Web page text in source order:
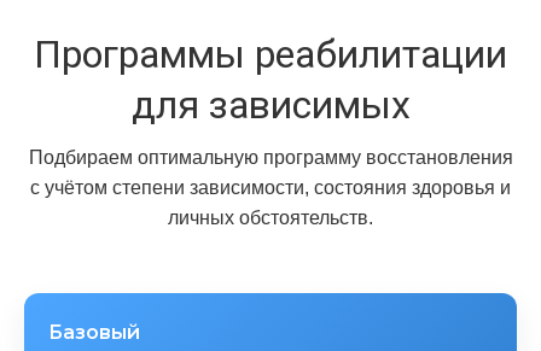
Программы реабилитации
для зависимых
Подбираем оптимальную программу восстановления
с учётом степени зависимости, состояния здоровья и
личных обстоятельств.
Базовый